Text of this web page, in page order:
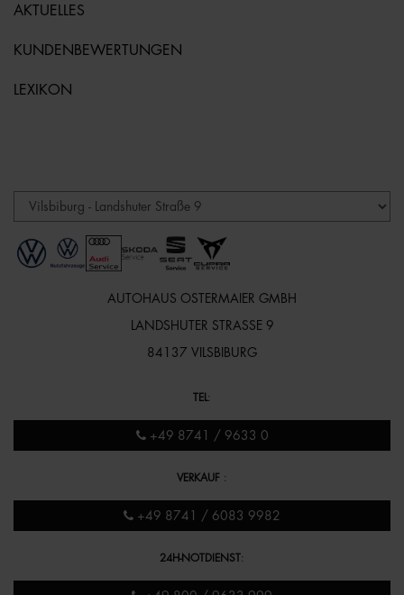
AKTUELLES
KUNDENBEWERTUNGEN
LEXIKON
AUTOHAUS OSTERMAIER GMBH
LANDSHUTER STRASSE 9
84137 VILSBIBURG
TEL :
+49 8741 / 9633 0
VERKAUF :
+49 8741 / 6083 9982
24H-NOTDIENST: